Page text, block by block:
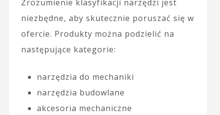
Zrozumienie klasyfikacji narzędzi jest
niezbędne, aby skutecznie poruszać się w
ofercie. Produkty można podzielić na
następujące kategorie:
narzędzia do mechaniki
narzędzia budowlane
akcesoria mechaniczne